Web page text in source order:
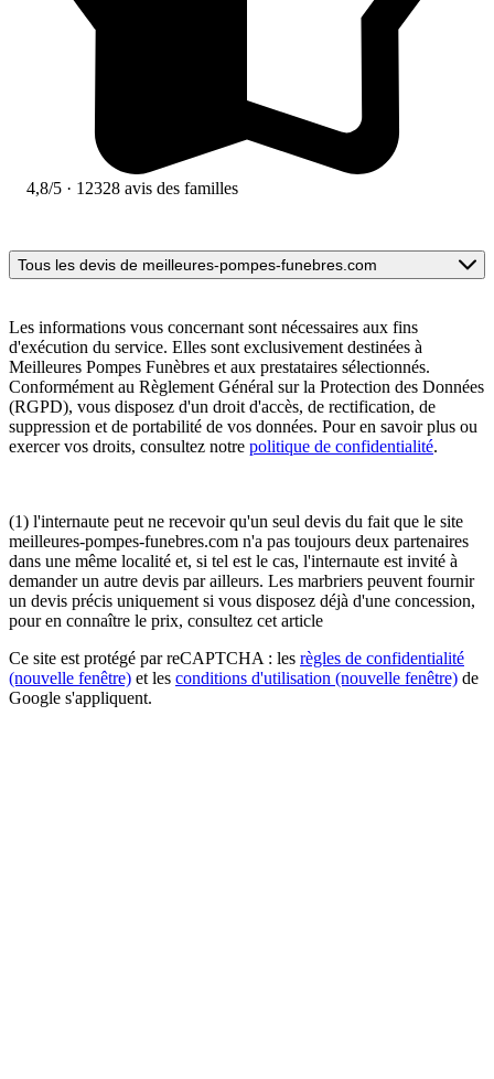
4,8/5 · 12328 avis des familles
Tous les devis de meilleures-pompes-funebres.com
Les informations vous concernant sont nécessaires aux fins
d'exécution du service. Elles sont exclusivement destinées à
Meilleures Pompes Funèbres et aux prestataires sélectionnés.
Conformément au Règlement Général sur la Protection des Données
(RGPD), vous disposez d'un droit d'accès, de rectification, de
suppression et de portabilité de vos données. Pour en savoir plus ou
exercer vos droits, consultez notre politique de confidentialité.
(1) l'internaute peut ne recevoir qu'un seul devis du fait que le site
meilleures-pompes-funebres.com n'a pas toujours deux partenaires
dans une même localité et, si tel est le cas, l'internaute est invité à
demander un autre devis par ailleurs. Les marbriers peuvent fournir
un devis précis uniquement si vous disposez déjà d'une concession,
pour en connaître le prix, consultez cet article
Ce site est protégé par reCAPTCHA : les règles de confidentialité
(nouvelle fenêtre) et les conditions d'utilisation (nouvelle fenêtre) de
Google s'appliquent.